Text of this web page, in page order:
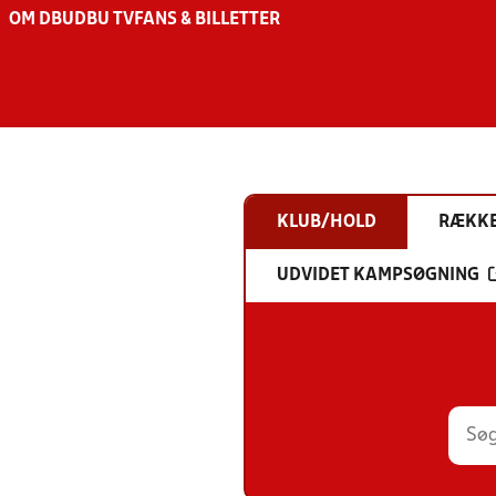
OM DBU DBU TV FANS & BILLETTER
KLUB/HOLD
UDVIDET KAMPSØGNING